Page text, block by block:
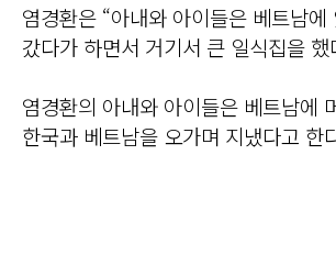
염경환은 “아내와 아이들은 베트남
갔다가 하면서 거기서 큰 일식집을 했
염경환의 아내와 아이들은 베트남에
한국과 베트남을 오가며 지냈다고 한